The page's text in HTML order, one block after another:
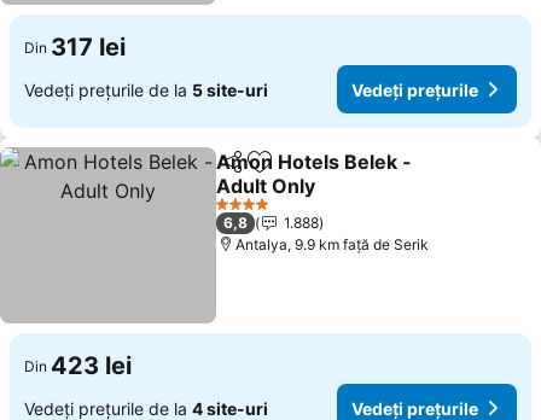
Din 317 lei
Vedeți prețurile de la 5 site-uri Vedeți prețurile
DistribuițiAdăugaţi la favorite
Amon Hotels Belek -
Adult Only
4 Stele
6,8
1.888
Antalya, 9.9 km faţă de Serik
Din 423 lei
Vedeți prețurile de la 4 site-uri Vedeți prețurile